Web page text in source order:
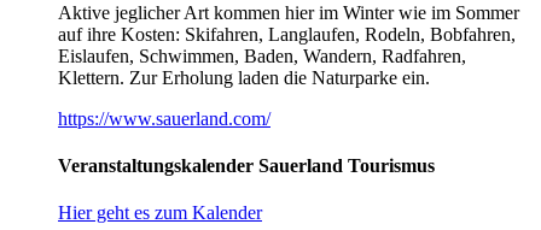
Aktive jeglicher Art kommen hier im Winter wie im Sommer
auf ihre Kosten: Skifahren, Langlaufen, Rodeln, Bobfahren,
Eislaufen, Schwimmen, Baden, Wandern, Radfahren,
Klettern. Zur Erholung laden die Naturparke ein.
https://www.sauerland.com/
Veranstaltungskalender Sauerland Tourismus
Hier geht es zum Kalender